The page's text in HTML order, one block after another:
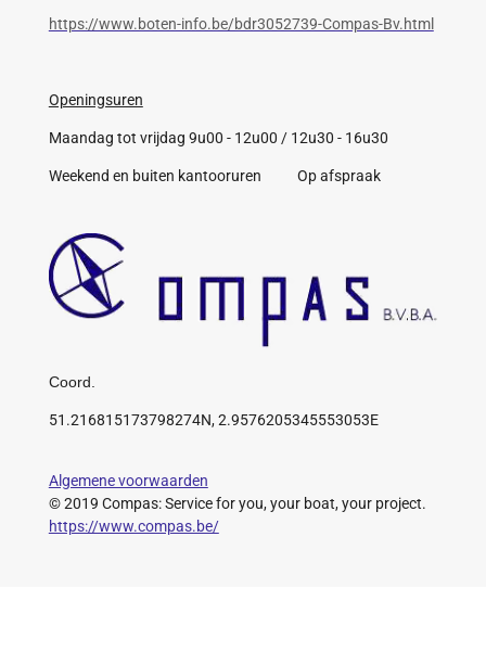
https://www.boten-info.be/bdr3052739-Compas-Bv.html
Openingsuren
Maandag tot vrijdag 9u00 - 12u00 / 12u30 - 16u30
Weekend en buiten kantooruren Op afspraak
Coord.
51.216815173798274N, 2.9576205345553053E
Algemene voorwaarden
© 2019 Compas: Service for you, your boat, your project.
https://www.compas.be/